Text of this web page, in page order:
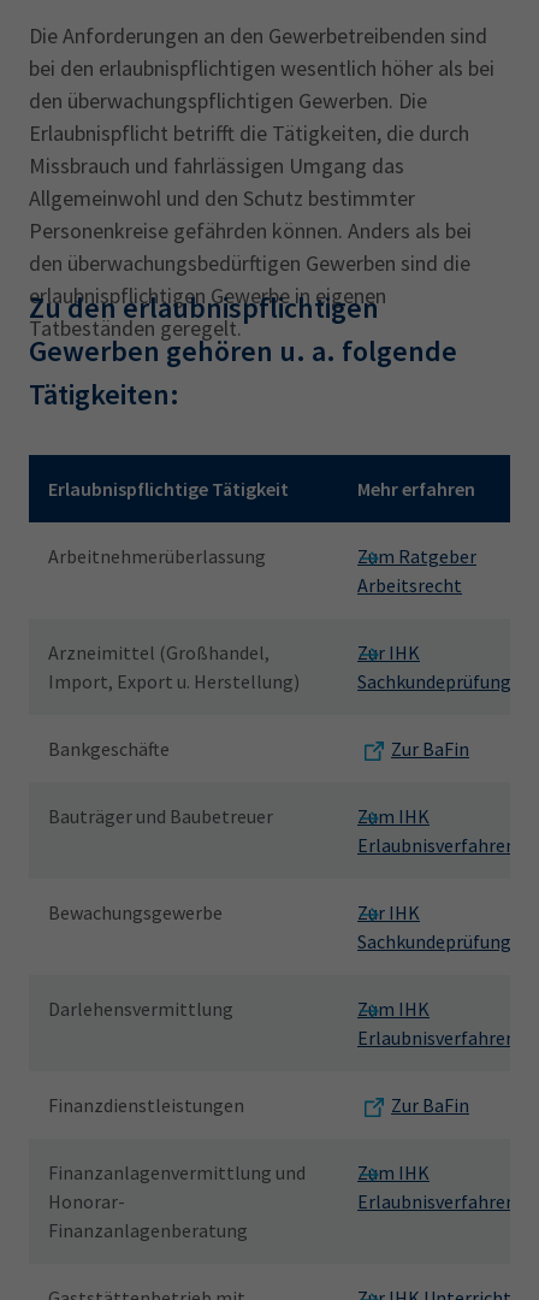
Die Anforderungen an den Gewerbetreibenden sind
bei den erlaubnispflichtigen wesentlich höher als bei
den überwachungspflichtigen Gewerben. Die
Erlaubnispflicht betrifft die Tätigkeiten, die durch
Missbrauch und fahrlässigen Umgang das
Allgemeinwohl und den Schutz bestimmter
Personenkreise gefährden können. Anders als bei
den überwachungsbedürftigen Gewerben sind die
erlaubnispflichtigen Gewerbe in eigenen
Tatbeständen geregelt.
Zu den erlaubnispflichtigen
Gewerben gehören u. a. folgende
Tätigkeiten:
Erlaubnispflichtige Tätigkeit
Mehr erfahren
Arbeitnehmerüberlassung
Zum Ratgeber
Arbeitsrecht
Arzneimittel (Großhandel,
Import, Export u. Herstellung)
Zur IHK
Sachkundeprüfung
Bankgeschäfte Zur BaFin
Bauträger und Baubetreuer
Zum IHK
Erlaubnisverfahren
Bewachungsgewerbe
Zur IHK
Sachkundeprüfung
Darlehensvermittlung
Zum IHK
Erlaubnisverfahren
Finanzdienstleistungen Zur BaFin
Finanzanlagenvermittlung und
Honorar-
Finanzanlagenberatung
Zum IHK
Erlaubnisverfahren